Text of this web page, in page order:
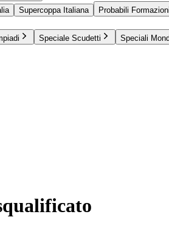
Supercoppa Italiana Probabili Formazioni
Speciale Scudetti Speciali